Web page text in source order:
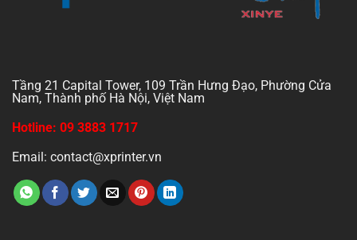
Tầng 21 Capital Tower, 109 Trần Hưng Đạo, Phường Cửa
Nam, Thành phố Hà Nội, Việt Nam
Hotline: 09 3883 1717
Email: contact@xprinter.vn